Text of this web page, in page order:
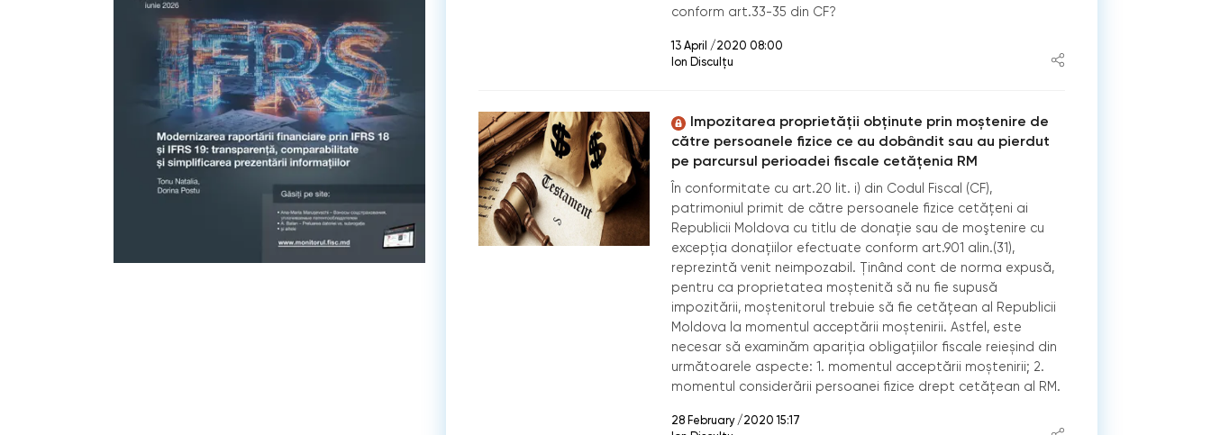
conform art.33-35 din CF?
13 April /2020 08:00
Ion Disculțu
Impozitarea proprietății obținute prin moștenire de
către persoanele fizice ce au dobândit sau au pierdut
pe parcursul perioadei fiscale cetățenia RM
În conformitate cu art.20 lit. i) din Codul Fiscal (CF),
patrimoniul primit de către persoanele fizice cetăţeni ai
Republicii Moldova cu titlu de donaţie sau de moştenire cu
excepţia donaţiilor efectuate conform art.901 alin.(31),
reprezintă venit neimpozabil. Ținând cont de norma expusă,
pentru ca proprietatea moștenită să nu fie supusă
impozitării, moștenitorul trebuie să fie cetățean al Republicii
Moldova la momentul acceptării moștenirii. Astfel, este
necesar să examinăm apariția obligațiilor fiscale reieșind din
următoarele aspecte: 1. momentul acceptării moștenirii; 2.
momentul considerării persoanei fizice drept cetățean al RM.
28 February /2020 15:17